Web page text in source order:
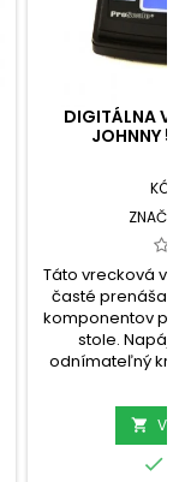
DIGITÁLNA
JOHNNY 5
KÓD:
Táto vrecková
časté
komponentov
stole.
odnímateľný
miesta

